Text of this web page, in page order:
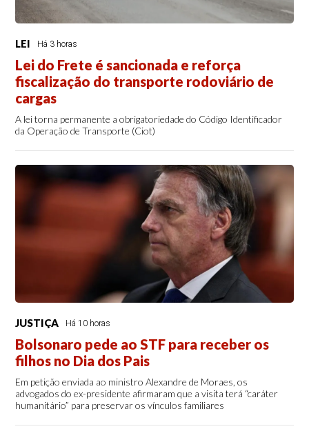
LEI Há 3 horas
Lei do Frete é sancionada e reforça
fiscalização do transporte rodoviário de
cargas
A lei torna permanente a obrigatoriedade do Código Identificador
da Operação de Transporte (Ciot)
JUSTIÇA Há 10 horas
Bolsonaro pede ao STF para receber os
filhos no Dia dos Pais
Em petição enviada ao ministro Alexandre de Moraes, os
advogados do ex-presidente afirmaram que a visita terá “caráter
humanitário” para preservar os vínculos familiares